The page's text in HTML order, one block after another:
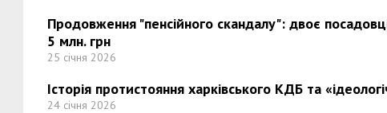
Продовження "пенсійного скандалу": двоє
5 млн. грн
25 січня 2026
Історія протистояння харківського КДБ та
24 січня 2026